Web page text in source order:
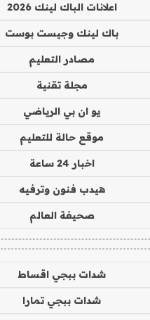
اعلانات الباك لينك 2026
باك لينك وجيست بوست
مصادر التعليم
مجلة تقنية
يو ان بي الرياضي
موقع حالة للتعليم
اخبار 24 ساعة
هيدب فنون وترفيه
صحيفة العالم
شدات ببجي اقساط
شدات ببجي تمارا